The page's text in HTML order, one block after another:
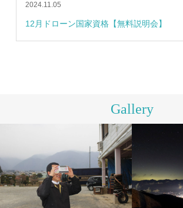
2024.11.05
12月ドローン国家資格【無料説明会】
Gallery